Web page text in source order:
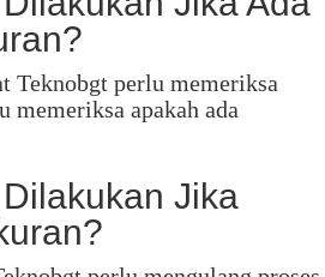
Teknobgt perlu memeriksa
memeriksa apakah ada
Jika